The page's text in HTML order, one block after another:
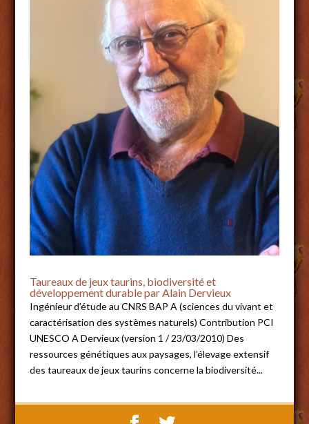
Taureaux de jeux taurins, biodiversité et
développement durable par Alain Dervieux
Ingénieur d’étude au CNRS BAP A (sciences du vivant et
caractérisation des systèmes naturels) Contribution PCI
UNESCO A Dervieux (version 1 / 23/03/2010) Des
ressources génétiques aux paysages, l’élevage extensif
des taureaux de jeux taurins concerne la biodiversité...